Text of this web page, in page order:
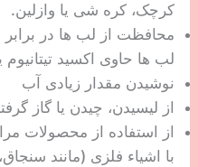
کرچک، کره شی یا وازلین.
محافظت از لب ها در
لب ها حاوی اکسید
نوشیدن مقدار زیادی آب
از لیسیدن، چیدن یا گاز
از استفاده از محصولات
با اشیاء فلزی (مانند